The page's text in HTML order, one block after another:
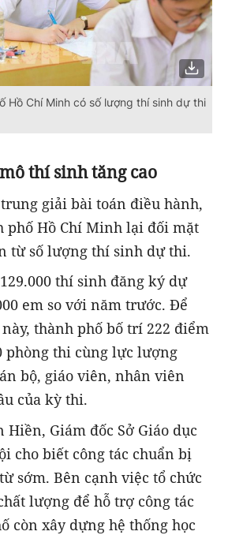
Hồ Chí Minh có số lượng thí sinh dự thi
thí sinh tăng cao
giải bài toán điều hành,
phố Hồ Chí Minh lại đối mặt
từ số lượng thí sinh dự thi.
thí sinh đăng ký dự
em so với năm trước. Để
thành phố bố trí 222 điểm
phòng thi cùng lực lượng
bộ, giáo viên, nhân viên
của kỳ thi.
Hiền, Giám đốc Sở Giáo dục
cho biết công tác chuẩn bị
sớm. Bên cạnh việc tổ chức
lượng để hỗ trợ công tác
còn xây dựng hệ thống học